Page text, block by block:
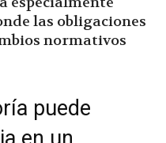
las obligaciones
normativos
puede